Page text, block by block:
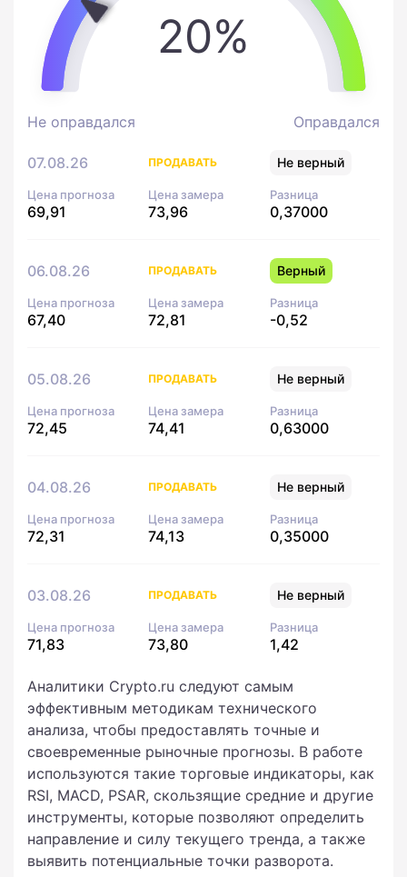
20%
Не оправдался Оправдался
07.08.26 ПРОДАВАТЬ
Цена прогноза
69,91
Цена замера
73,96
Разница
0,37000
Не верный
06.08.26 ПРОДАВАТЬ
Цена прогноза
67,40
Цена замера
72,81
Разница
-0,52
Верный
05.08.26 ПРОДАВАТЬ
Цена прогноза
72,45
Цена замера
74,41
Разница
0,63000
Не верный
04.08.26 ПРОДАВАТЬ
Цена прогноза
72,31
Цена замера
74,13
Разница
0,35000
Не верный
03.08.26 ПРОДАВАТЬ
Цена прогноза
71,83
Цена замера
73,80
Разница
1,42
Не верный
Аналитики Crypto.ru следуют самым
эффективным методикам технического
анализа, чтобы предоставлять точные и
своевременные рыночные прогнозы. В работе
используются такие торговые индикаторы, как
RSI, MACD, PSAR, скользящие средние и другие
инструменты, которые позволяют определить
направление и силу текущего тренда, а также
выявить потенциальные точки разворота.